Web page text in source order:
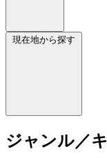
現在地から探す
ジャンル／